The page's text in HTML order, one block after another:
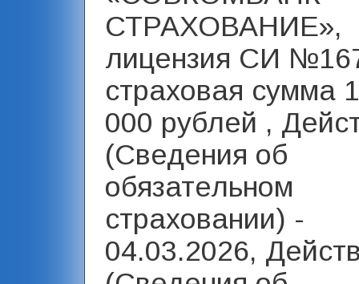
СТРАХОВАНИЕ»,
лицензия СИ
страховая сумма
000 рублей ,
(Сведения об
обязательном
страховании) -
04.03.2026,